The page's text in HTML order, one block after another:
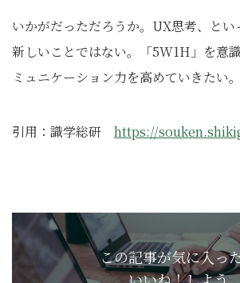
いかがだっただろうか。UX思考、とい
新しいことではない。「5W1H」を意
ミュニケーション力を高めていきたい。
引用：識学総研 https://
この記事が気に入っ